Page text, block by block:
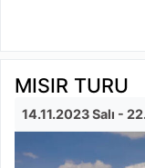
MISIR TURU
14.11.2023 Salı -